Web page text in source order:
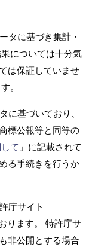
タに基づき集計・
については十分気
は保証していませ
。
に基づいており、
標公報等と同等の
て 」に記載されて
る手続きを行うか
庁サイト
ります。 特許庁サ
非公開とする場合